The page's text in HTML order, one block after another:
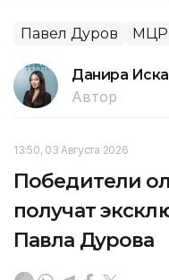
Павел Дуров
Данира
Автор
13:50, 03 Августа 2026
Победители
получат
Павла Дурова